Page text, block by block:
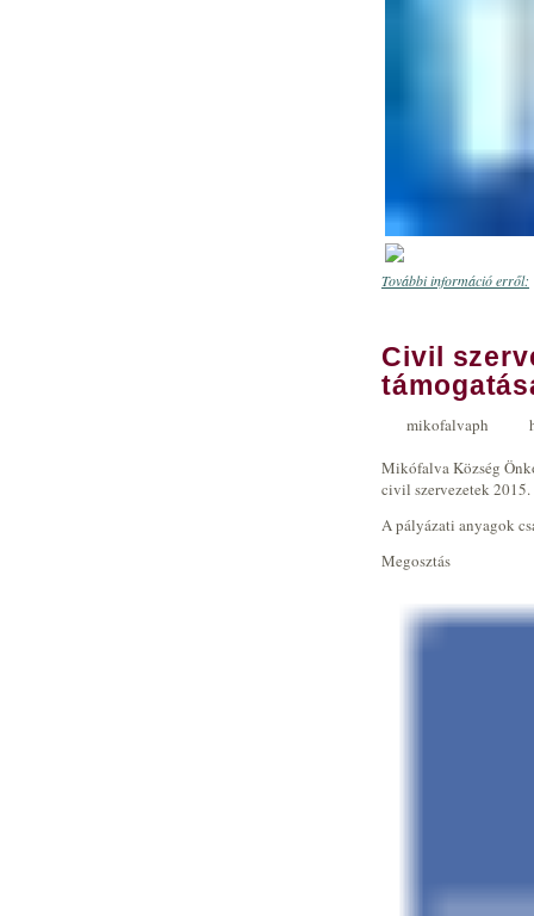
További információ erről:
Civil
mikofalvaph
Mikófalva Község
civil szervezetek
A pályázati anyagok
Megosztás